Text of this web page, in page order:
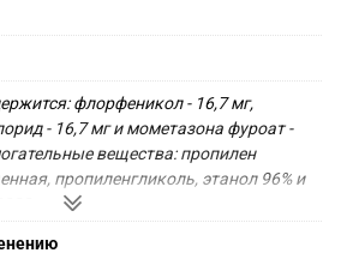
флорфеникол - 16,7 мг,
- 16,7 мг и мометазона фуроат -
вещества: пропилен
пропиленгликоль, этанол 96% и
представляет собой
белого до светло-желтого цвета.